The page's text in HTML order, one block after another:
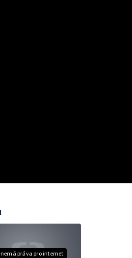
nemá práva pro internet